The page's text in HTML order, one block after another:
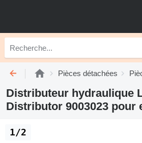
Pièces détachées
Distributeur hydraulique
Distributor 9003023 pour
1/2